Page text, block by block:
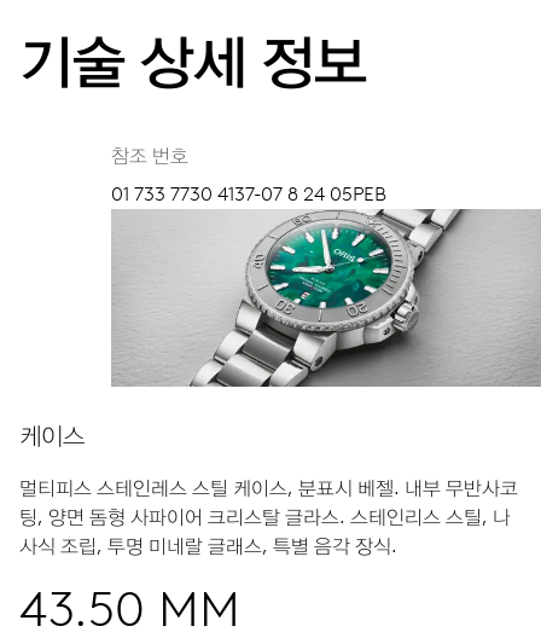
기술 상세 정보
참조 번호
01 733 7730 4137-07 8 24 05PEB
케이스
멀티피스 스테인레스 스틸 케이스, 분표시 베젤. 내부 무반사코
팅, 양면 돔형 사파이어 크리스탈 글라스. 스테인리스 스틸, 나
사식 조립, 투명 미네랄 글래스, 특별 음각 장식.
43.50 MM